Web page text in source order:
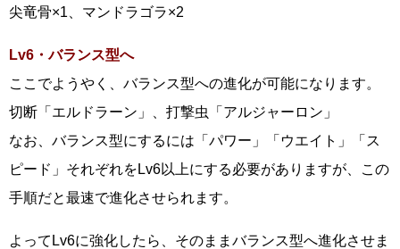
尖竜骨×1、マンドラゴラ×2
Lv6・バランス型へ
ここでようやく、バランス型への進化が可能になります。
切断「エルドラーン」、打撃虫「アルジャーロン」
なお、バランス型にするには「パワー」「ウエイト」「ス
ピード」それぞれをLv6以上にする必要がありますが、この
手順だと最速で進化させられます。
よってLv6に強化したら、そのままバランス型へ進化させま